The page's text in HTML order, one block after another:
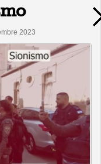
2023